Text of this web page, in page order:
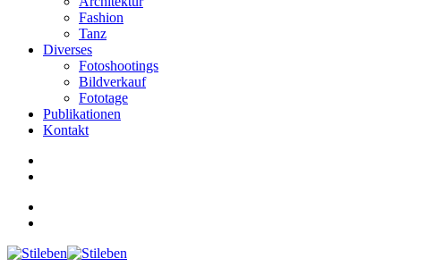
Fashion
Tanz
Diverses
Fotoshootings
Bildverkauf
Fototage
Publikationen
Kontakt